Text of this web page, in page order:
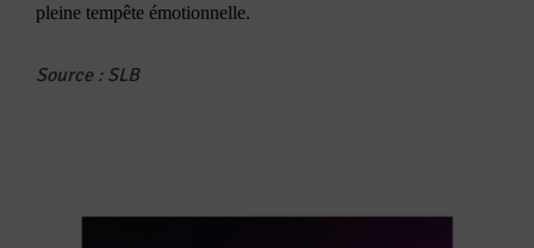
pleine tempête émotionnelle.
Source : SLB